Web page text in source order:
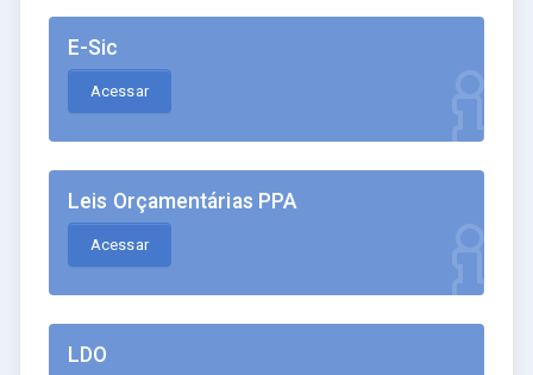
E-Sic
Acessar
Leis Orçamentárias PPA
Acessar
LDO